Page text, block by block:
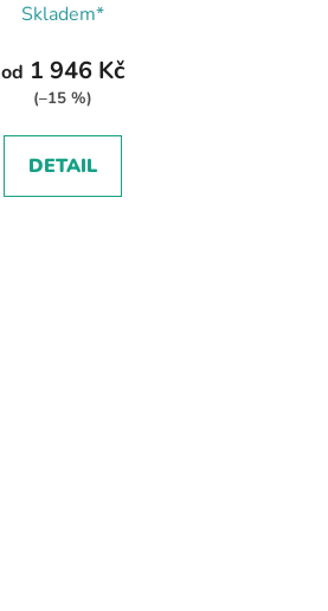
Skladem*
od 1 946 Kč
(–15 %)
DETAIL